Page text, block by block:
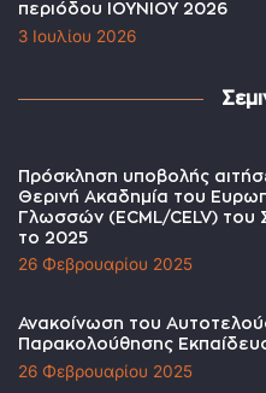
περιόδου ΙΟΥΝΙΟΥ 2026
3 Ιουλίου 2026
Πρόσκληση υποβολής
Θερινή Ακαδημία του
Γλωσσών (ECML/CELV) του
το 2025
26 Φεβρουαρίου 2025
Ανακοίνωση του
Παρακολούθησης
26 Φεβρουαρίου 2025